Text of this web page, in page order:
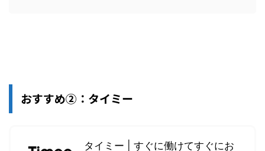
おすすめ②：タイミー
タイミー | すぐに働けてすぐにお